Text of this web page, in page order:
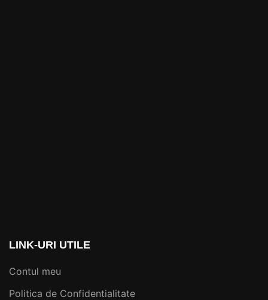
LINK-URI UTILE
Contul meu
Politica de Confidentialitate